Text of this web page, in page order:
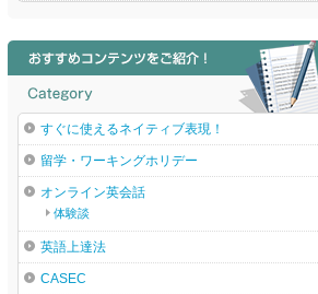
すぐに使えるネイティブ表現！
留学・ワーキングホリデー
オンライン英会話
体験談
英語上達法
CASEC